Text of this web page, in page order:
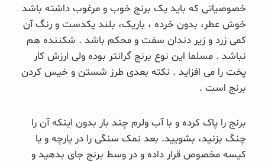
چاشنی‌ها و سرکه‌‌ها
زیتون و روغن زیتون
صبحانه و میان وعده
خصوصیاتی که باید یک برنج خوب و مرغوب داشته باشد
خوش عطر، بدون خرده ، باریک، بلند یکدست و رنگ آن
کمی زرد و زیر دندان سفت و محکم باشد . شکننده هم
نباشد . مسلما این نوع برنج گرانتر بوده ولی ارزش کار
پخت را می افزاید . نکته بعدی طرز شستن و خیس کردن
برنج است .
برنج را پاک کرده و با آب ولرم چند بار بدون اینکه آن را
چنگ بزنید، بشویید. بعد نمک سنگی را در پارچه و یا
کیسه مخصوص قرار داده و در وسط برنج جای بدهید و